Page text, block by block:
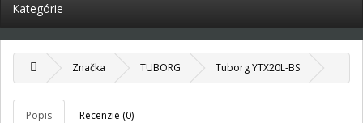
Kategórie
Značka TUBORG Tuborg YTX20L-BS
Popis Recenzie (0)